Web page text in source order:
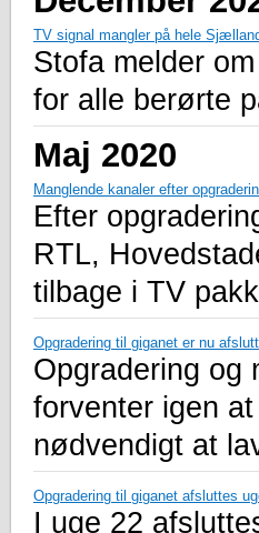
TV signal mangler på hele
Stofa melder
for alle berørte
Maj 2020
Manglende kanaler efter
Efter
RTL,
tilbage i TV
Opgradering til giganet er nu
Opgradering og
forventer igen
nødvendigt at
Opgradering til giganet afsluttes
I uge 22